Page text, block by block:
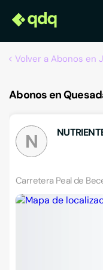
Volver a Abonos en
Abonos en
N
Carretera Peal de